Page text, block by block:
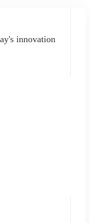
innovation